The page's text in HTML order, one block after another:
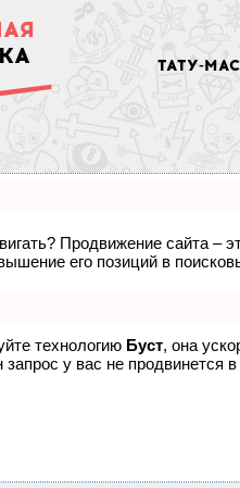
ТАТУ-
Продвижение сайта –
его позиций в
технологию Буст, она
у вас не продвинется